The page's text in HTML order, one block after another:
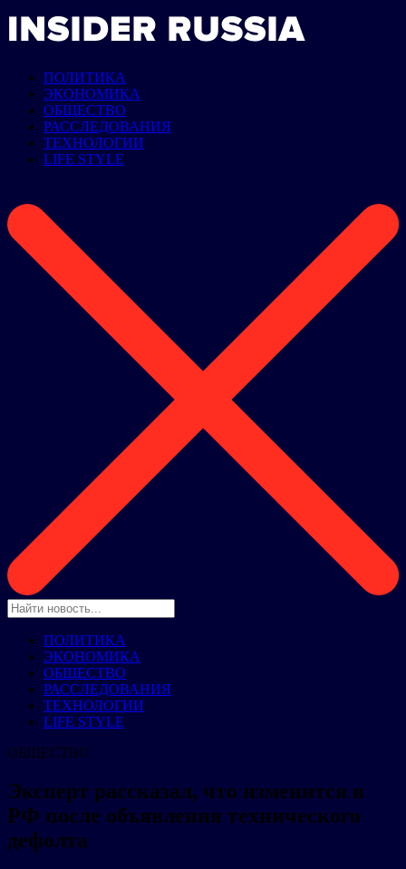
ПОЛИТИКА
ЭКОНОМИКА
ОБЩЕСТВО
РАССЛЕДОВАНИЯ
ТЕХНОЛОГИИ
LIFE STYLE
ПОЛИТИКА
ЭКОНОМИКА
ОБЩЕСТВО
РАССЛЕДОВАНИЯ
ТЕХНОЛОГИИ
LIFE STYLE
ОБЩЕСТВО
Эксперт рассказал, что изменится в
РФ после объявления технического
дефолта